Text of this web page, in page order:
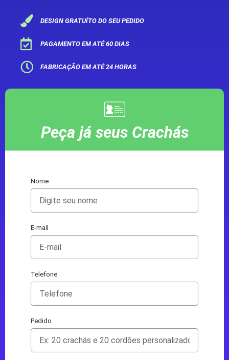
DESIGN GRATUÍTO DO SEU PEDIDO
PAGAMENTO EM ATÉ 60 DIAS
FABRICAÇÃO EM ATÉ 24 HORAS
Peça já seus Crachás
Nome
E-mail
Telefone
Pedido